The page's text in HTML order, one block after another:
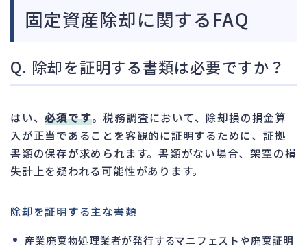
固定資産除却に関するFAQ
Q. 除却を証明する書類は必要ですか？
はい、必須です。税務調査において、除却損の損金算
入が正当であることを客観的に証明するために、証拠
書類の保存が求められます。書類がない場合、架空の損
失計上を疑われる可能性があります。
除却を証明する主な書類
産業廃棄物処理業者が発行するマニフェストや廃棄証明